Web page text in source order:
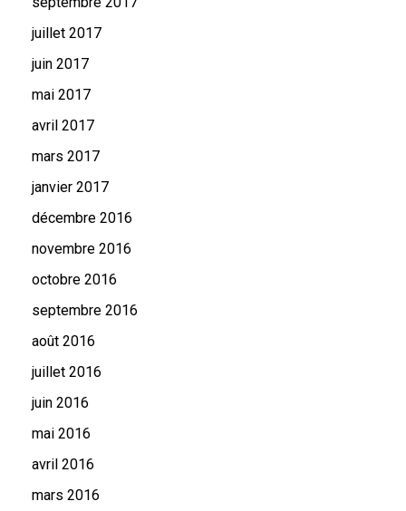
juillet 2017
juin 2017
mai 2017
avril 2017
mars 2017
janvier 2017
décembre 2016
novembre 2016
octobre 2016
septembre 2016
août 2016
juillet 2016
juin 2016
mai 2016
avril 2016
mars 2016